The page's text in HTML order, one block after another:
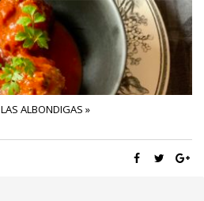
ALBONDIGAS »